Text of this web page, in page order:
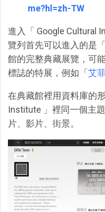
me?hl=zh-TW
進入「 Google Cultural
覽列首先可以進入的是
館的完整典藏展覽，可
標誌的特展，例如「 艾
在典藏館裡用資料庫的
Institute 」裡同一個主
片、影片、街景。